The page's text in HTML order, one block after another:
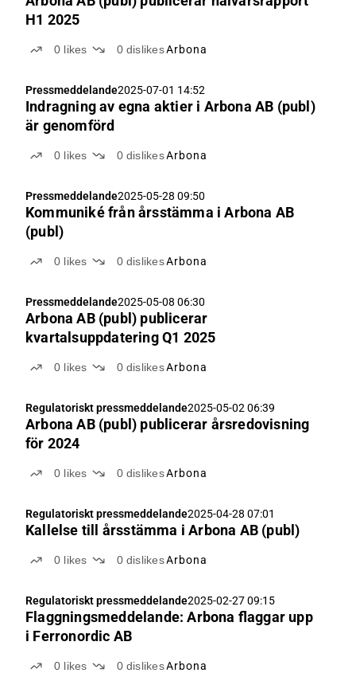
H1 2025
0 likes 0 dislikesArbona
Pressmeddelande2025-07-01 14:52
Indragning av egna aktier i Arbona AB (publ)
är genomförd
0 likes 0 dislikesArbona
Pressmeddelande2025-05-28 09:50
Kommuniké från årsstämma i Arbona AB
(publ)
0 likes 0 dislikesArbona
Pressmeddelande2025-05-08 06:30
Arbona AB (publ) publicerar
kvartalsuppdatering Q1 2025
0 likes 0 dislikesArbona
Regulatoriskt pressmeddelande2025-05-02 06:39
Arbona AB (publ) publicerar årsredovisning
för 2024
0 likes 0 dislikesArbona
Regulatoriskt pressmeddelande2025-04-28 07:01
Kallelse till årsstämma i Arbona AB (publ)
0 likes 0 dislikesArbona
Regulatoriskt pressmeddelande2025-02-27 09:15
Flaggningsmeddelande: Arbona flaggar upp
i Ferronordic AB
0 likes 0 dislikesArbona